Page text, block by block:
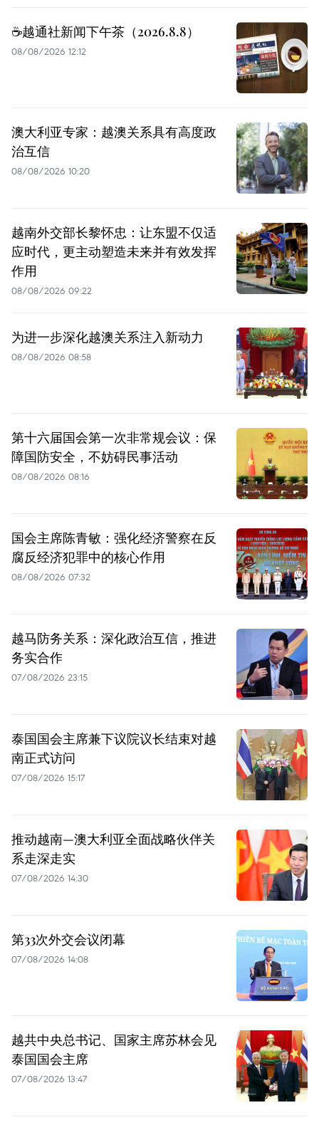
☕️越通社新闻下午茶（2026.8.8）
08/08/2026 12:12
澳大利亚专家：越澳关系具有高度政
治互信
08/08/2026 10:20
越南外交部长黎怀忠：让东盟不仅适
应时代，更主动塑造未来并有效发挥
作用
08/08/2026 09:22
为进一步深化越澳关系注入新动力
08/08/2026 08:58
第十六届国会第一次非常规会议：保
障国防安全，不妨碍民事活动
08/08/2026 08:16
国会主席陈青敏：强化经济警察在反
腐反经济犯罪中的核心作用
08/08/2026 07:32
越马防务关系：深化政治互信，推进
务实合作
07/08/2026 23:15
泰国国会主席兼下议院议长结束对越
南正式访问
07/08/2026 15:17
推动越南—澳大利亚全面战略伙伴关
系走深走实
07/08/2026 14:30
第33次外交会议闭幕
07/08/2026 14:08
越共中央总书记、国家主席苏林会见
泰国国会主席
07/08/2026 13:47